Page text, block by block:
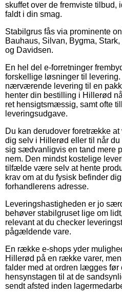
skuffet over de fremviste tilbud,
faldt i din smag.
Stabilgrus fås via prominente
Bauhaus, Silvan, Bygma,
og Davidsen.
En hel del e-forretninger
forskellige løsninger til
nærværende levering til en
henter din bestilling i Hillerød
ret hensigtsmæssig, samt ofte
leveringsudgave.
Du kan derudover foretrække
dig selv i Hillerød eller til når
sig sædvanligvis en tand mere
nem. Den mindst kostelige
tilfælde være selv at hente
krav om at du fysisk befinder
forhandlerens adresse.
Leveringshastigheden er jo
behøver stabilgruset lige om
relevant at du checker
pågældende vare.
En række e-shops yder
Hillerød på en række varer,
falder med at ordren lægges før
hensynstagen til at de
sendt afsted inden